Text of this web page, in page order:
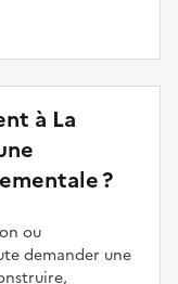
à La
?
ou
demander une